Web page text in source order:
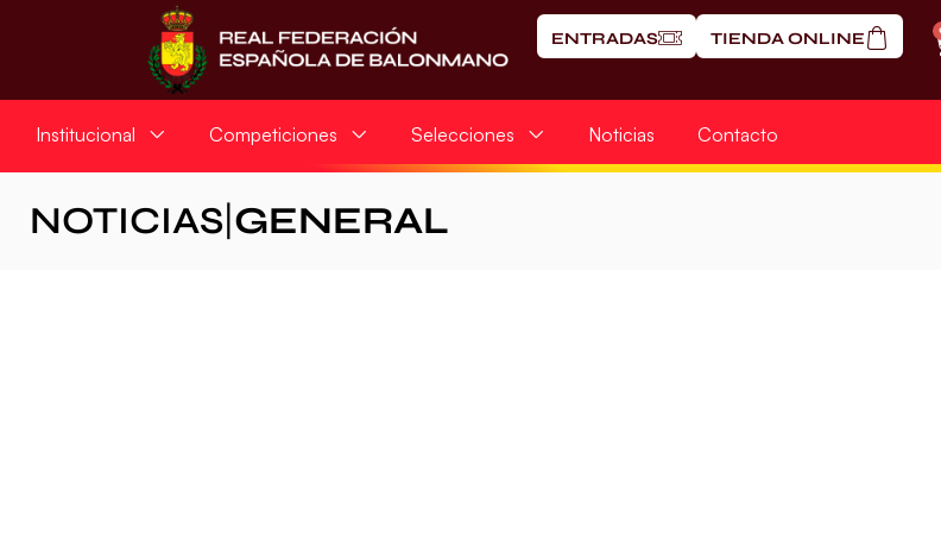
ENTRADAS TIENDA ONLINE
Institucional Competiciones Selecciones Noticias Contacto
NOTICIAS GENERAL